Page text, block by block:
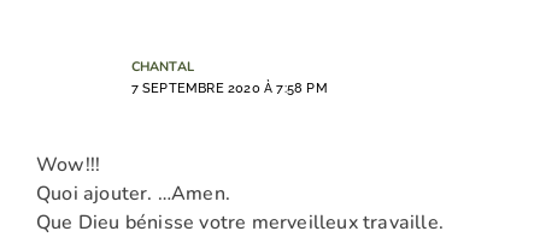
CHANTAL
7 SEPTEMBRE 2020 À 7:58 PM
Wow!!!
Quoi ajouter. …Amen.
Que Dieu bénisse votre merveilleux travaille.